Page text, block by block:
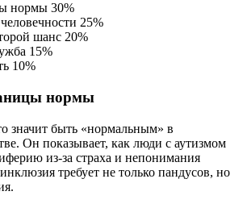
нормы 30%
25%
шанс 20%
15%
10%
нормы
значит быть «нормальным» в
Он показывает, как люди с аутизмом
из-за страха и непонимания
требует не только пандусов, но